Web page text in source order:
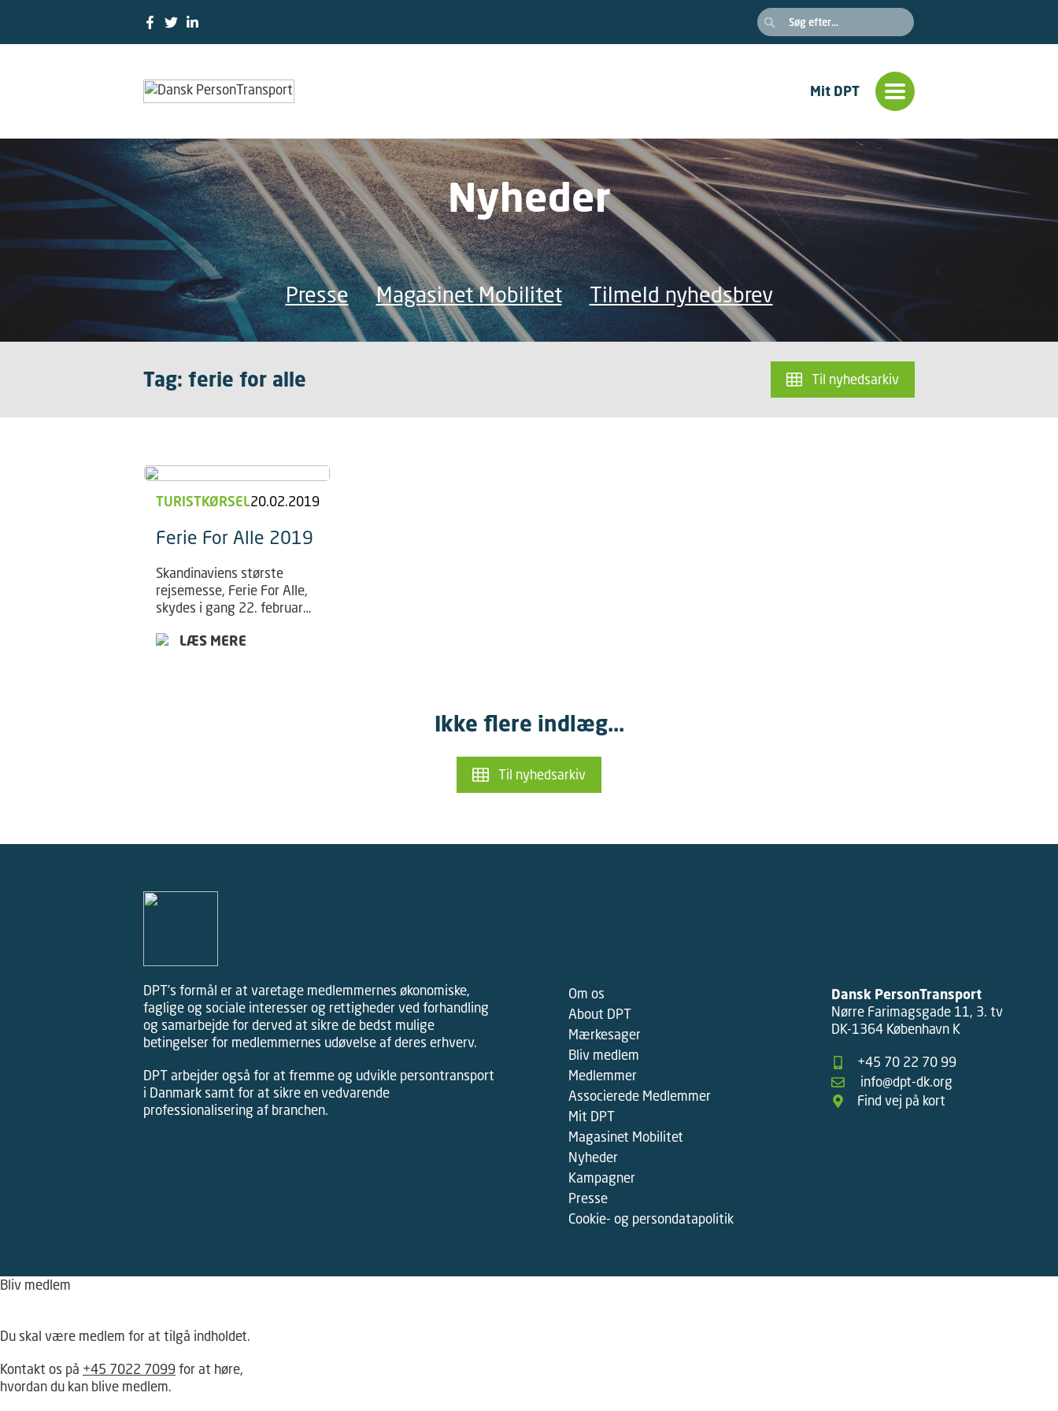
Mit DPT
Nyheder
Presse Magasinet Mobilitet Tilmeld nyhedsbrev
Tag: ferie for alle Til nyhedsarkiv
TURISTKØRSEL20.02.2019
Ferie For Alle 2019
Skandinaviens største
rejsemesse, Ferie For Alle,
skydes i gang 22. februar
denne ombæring afholdt
LÆS MERE
Ikke flere indlæg...
Til nyhedsarkiv
DPT’s formål er at varetage medlemmernes økonomiske,
faglige og sociale interesser og rettigheder ved forhandling
og samarbejde for derved at sikre de bedst mulige
betingelser for medlemmernes udøvelse af deres erhverv.
DPT arbejder også for at fremme og udvikle persontransport
i Danmark samt for at sikre en vedvarende
professionalisering af branchen.
Om os
About DPT
Mærkesager
Bliv medlem
Medlemmer
Associerede Medlemmer
Mit DPT
Magasinet Mobilitet
Nyheder
Kampagner
Presse
Cookie- og persondatapolitik
Dansk PersonTransport
Nørre Farimagsgade 11, 3. tv
DK-1364 København K
+45 70 22 70 99
info@dpt-dk.org
Find vej på kort
Bliv medlem
Du skal være medlem for at tilgå indholdet.
Kontakt os på +45 7022 7099for at høre,
hvordan du kan blive medlem.